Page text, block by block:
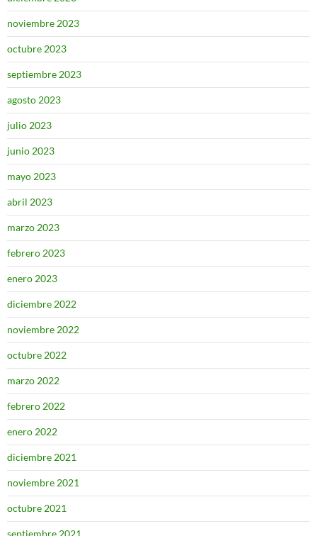
noviembre 2023
octubre 2023
septiembre 2023
agosto 2023
julio 2023
junio 2023
mayo 2023
abril 2023
marzo 2023
febrero 2023
enero 2023
diciembre 2022
noviembre 2022
octubre 2022
marzo 2022
febrero 2022
enero 2022
diciembre 2021
noviembre 2021
octubre 2021
septiembre 2021